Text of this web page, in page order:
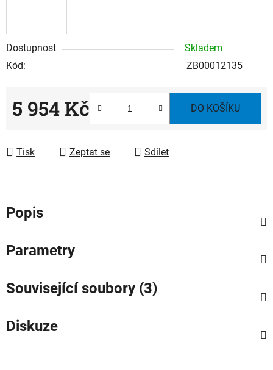
Dostupnost
Skladem
Kód:
ZB00012135
5 954 Kč DO KOŠÍKU
Tisk Zeptat se Sdílet
Popis
Parametry
Související soubory (3)
Diskuze